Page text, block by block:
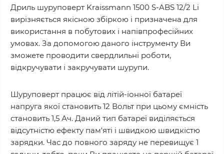
Дриль шуруповерт Kraissmann 1500 S-ABS 12/2 Li
вирізняється якісною збіркою і призначена для
використання в побутових і напівпрофесійних
умовах. За допомогою даного інструменту Ви
зможете проводити свердлильні роботи,
відкручувати і закручувати шурупи.
Шуруповерт працює від літій-іонної батареї
напруга якої становить 12 Вольт при цьому ємність
становить 1,5 Ач. Даний тип батареї виділяється
відсутністю ефекту пам'яті і швидкою швидкістю
зарядки. Час до повного заряду не перевищує 1